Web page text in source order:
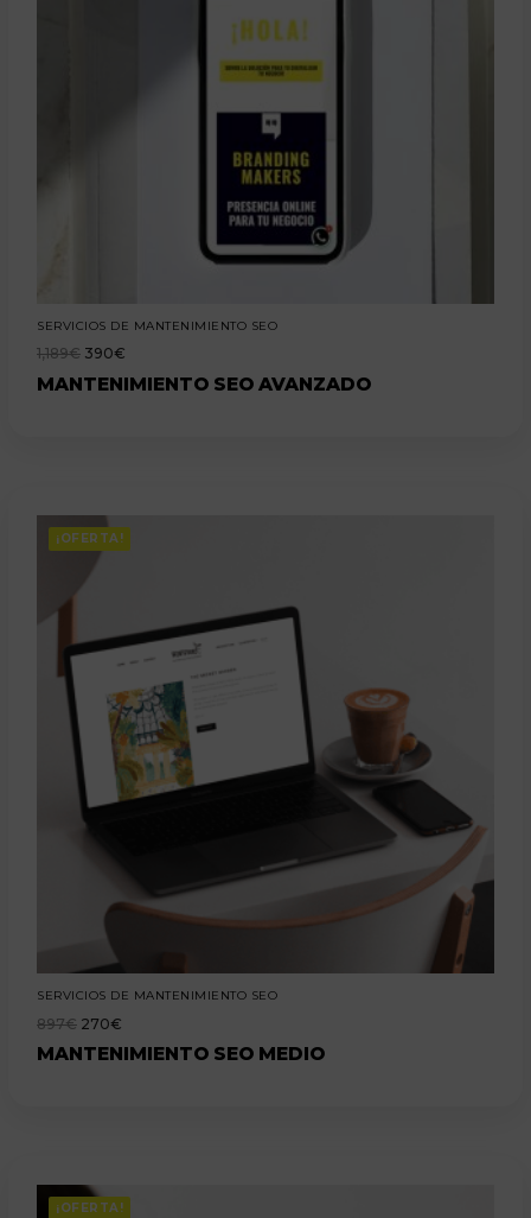
SERVICIOS DE MANTENIMIENTO SEO
1,189€ 390€
MANTENIMIENTO SEO AVANZADO
¡OFERTA!
SERVICIOS DE MANTENIMIENTO SEO
897€ 270€
MANTENIMIENTO SEO MEDIO
¡OFERTA!